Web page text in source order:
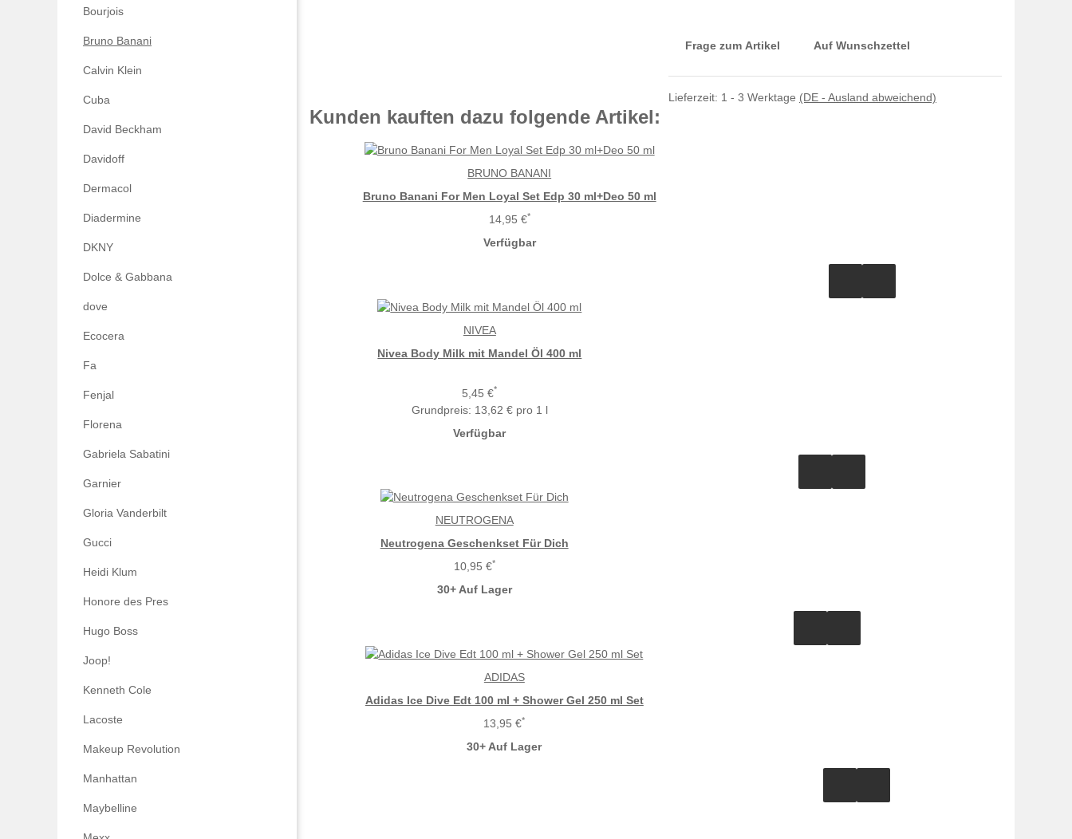
Frage zum Artikel Auf Wunschzettel
Lieferzeit: 1 - 3 Werktage (DE - Ausland abweichend)
Kunden kauften dazu folgende Artikel:
Bruno Banani For Men Loyal Set Edp 30 ml+Deo 50 ml
14,95 €*
Verfügbar
BRUNO BANANI
Nivea Body Milk mit Mandel Öl 400 ml
5,45 €*
Grundpreis: 13,62 € pro 1 l
Verfügbar
NIVEA
Neutrogena Geschenkset Für Dich
10,95 €*
30+ Auf Lager
NEUTROGENA
Adidas Ice Dive Edt 100 ml + Shower Gel 250 ml Set
13,95 €*
30+ Auf Lager
ADIDAS
Bourjois
Bruno Banani
Calvin Klein
Cuba
David Beckham
Davidoff
Dermacol
Diadermine
DKNY
Dolce & Gabbana
dove
Ecocera
Fa
Fenjal
Florena
Gabriela Sabatini
Garnier
Gloria Vanderbilt
Gucci
Heidi Klum
Honore des Pres
Hugo Boss
Joop!
Kenneth Cole
Lacoste
Makeup Revolution
Manhattan
Maybelline